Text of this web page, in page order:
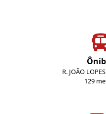
R. JOÃO
129